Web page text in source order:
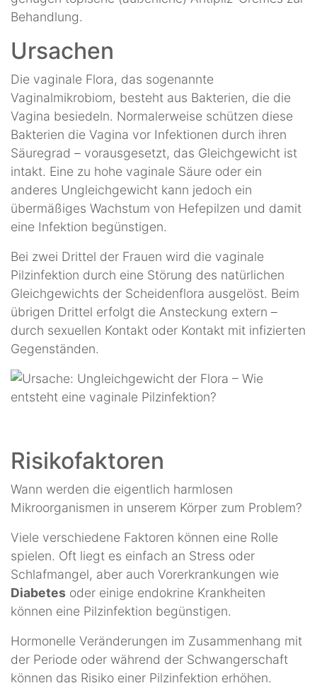
Behandlung.
Ursachen
Die vaginale Flora, das sogenannte
Vaginalmikrobiom, besteht aus Bakterien, die die
Vagina besiedeln. Normalerweise schützen diese
Bakterien die Vagina vor Infektionen durch ihren
Säuregrad – vorausgesetzt, das Gleichgewicht ist
intakt. Eine zu hohe vaginale Säure oder ein
anderes Ungleichgewicht kann jedoch ein
übermäßiges Wachstum von Hefepilzen und damit
eine Infektion begünstigen.
Bei zwei Drittel der Frauen wird die vaginale
Pilzinfektion durch eine Störung des natürlichen
Gleichgewichts der Scheidenflora ausgelöst. Beim
übrigen Drittel erfolgt die Ansteckung extern –
durch sexuellen Kontakt oder Kontakt mit infizierten
Gegenständen.
Risikofaktoren
Wann werden die eigentlich harmlosen
Mikroorganismen in unserem Körper zum Problem?
Viele verschiedene Faktoren können eine Rolle
spielen. Oft liegt es einfach an Stress oder
Schlafmangel, aber auch Vorerkrankungen wie
Diabetes oder einige endokrine Krankheiten
können eine Pilzinfektion begünstigen.
Hormonelle Veränderungen im Zusammenhang mit
der Periode oder während der Schwangerschaft
können das Risiko einer Pilzinfektion erhöhen.